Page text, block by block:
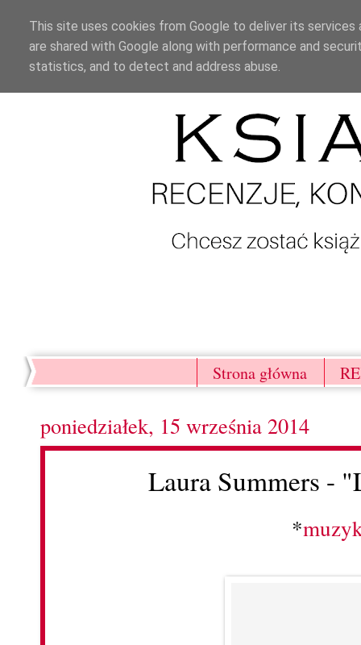
Strona główna
poniedziałek, 15 września 2014
Laura Summers -
*
This site uses cookies from Google to deliver its
are shared with Google along with performance and
statistics, and to detect and address abuse.